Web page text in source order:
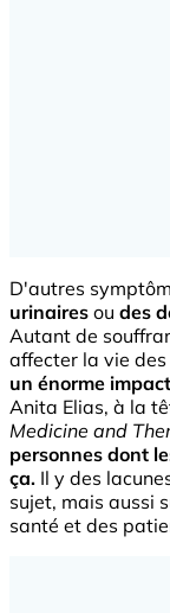
D'autres
urinaires ou des
Autant de
affecter la vie
un énorme
Anita Elias, à la
Medicine and
personnes dont
ça. Il y des
sujet, mais aussi
santé et des